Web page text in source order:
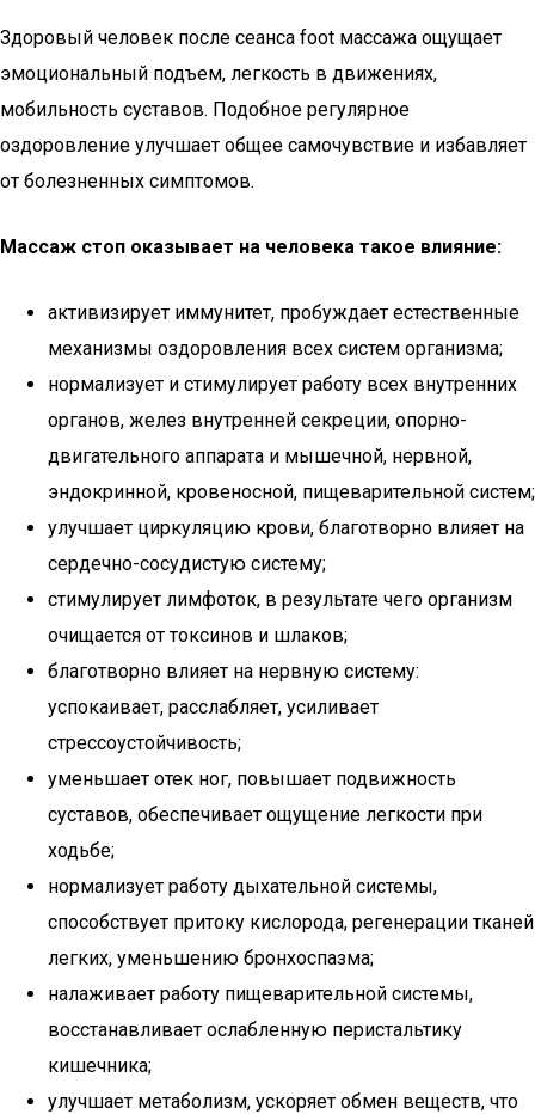
Здоровый человек после сеанса foot массажа ощущает
эмоциональный подъем, легкость в движениях,
мобильность суставов. Подобное регулярное
оздоровление улучшает общее самочувствие и избавляет
от болезненных симптомов.
Массаж стоп оказывает на человека такое влияние:
активизирует иммунитет, пробуждает естественные
механизмы оздоровления всех систем организма;
нормализует и стимулирует работу всех внутренних
органов, желез внутренней секреции, опорно-
двигательного аппарата и мышечной, нервной,
эндокринной, кровеносной, пищеварительной систем;
улучшает циркуляцию крови, благотворно влияет на
сердечно-сосудистую систему;
стимулирует лимфоток, в результате чего организм
очищается от токсинов и шлаков;
благотворно влияет на нервную систему:
успокаивает, расслабляет, усиливает
стрессоустойчивость;
уменьшает отек ног, повышает подвижность
суставов, обеспечивает ощущение легкости при
ходьбе;
нормализует работу дыхательной системы,
способствует притоку кислорода, регенерации тканей
легких, уменьшению бронхоспазма;
налаживает работу пищеварительной системы,
восстанавливает ослабленную перистальтику
кишечника;
улучшает метаболизм, ускоряет обмен веществ, что